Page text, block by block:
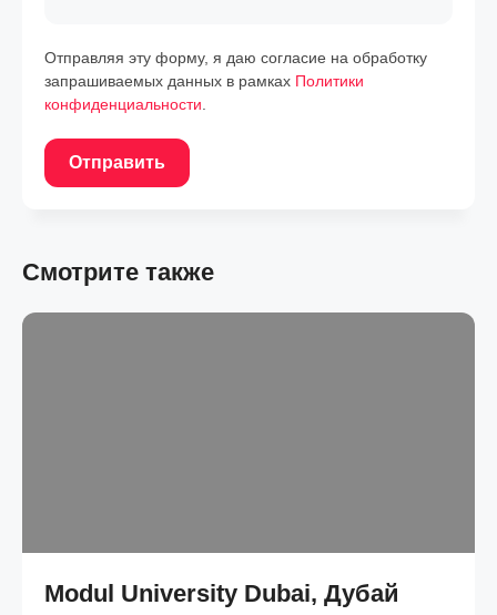
Отправляя эту форму, я даю согласие на обработку
запрашиваемых данных в рамках Политики
конфиденциальности
Отправить
Смотрите также
Modul University Dubai, Дубай